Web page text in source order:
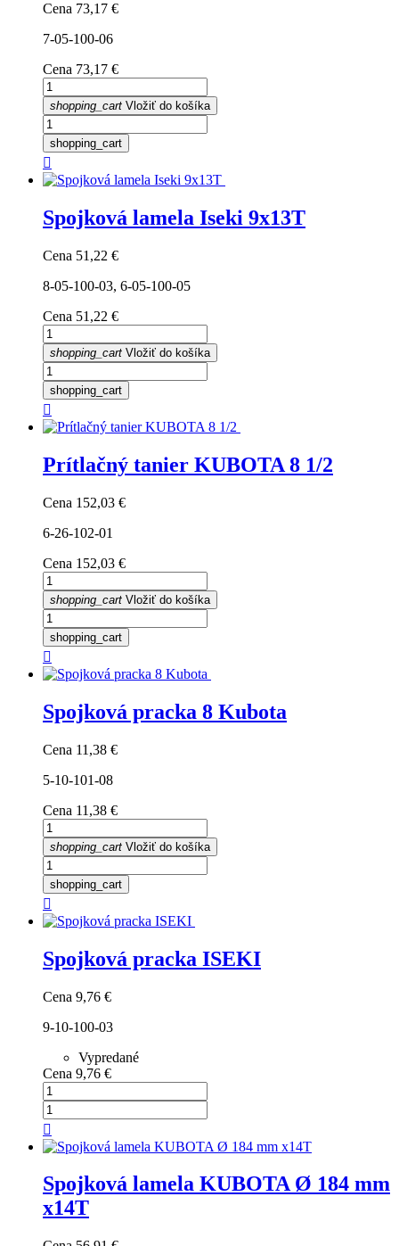
Cena 73,17 €
7-05-100-06
Cena 73,17 €
shopping_cart Vložiť do košíka
shopping_cart

Spojková lamela Iseki 9x13T
Cena 51,22 €
8-05-100-03, 6-05-100-05
Cena 51,22 €
shopping_cart Vložiť do košíka
shopping_cart

Prítlačný tanier KUBOTA 8 1/2
Cena 152,03 €
6-26-102-01
Cena 152,03 €
shopping_cart Vložiť do košíka
shopping_cart

Spojková pracka 8 Kubota
Cena 11,38 €
5-10-101-08
Cena 11,38 €
shopping_cart Vložiť do košíka
shopping_cart

Spojková pracka ISEKI
Cena 9,76 €
9-10-100-03
Vypredané
Cena 9,76 €

Spojková lamela KUBOTA Ø 184 mm
x14T